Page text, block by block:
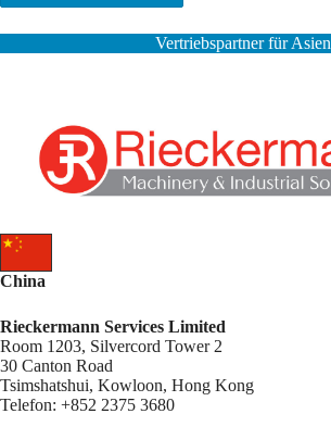
Vertriebspartner für Asien
China
Rieckermann Services Limited
Room 1203, Silvercord Tower 2
30 Canton Road
Tsimshatshui, Kowloon, Hong Kong
Telefon: +852 2375 3680